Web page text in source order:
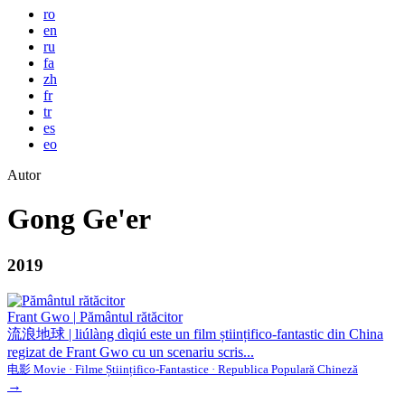
ro
en
ru
fa
zh
fr
tr
es
eo
Autor
Gong Ge'er
2019
Frant Gwo | Pământul rătăcitor
流浪地球 | liúlàng dìqiú este un film științifico-fantastic din China
regizat de Frant Gwo cu un scenariu scris...
电影 Movie · Filme Științifico-Fantastice · Republica Populară Chineză
→